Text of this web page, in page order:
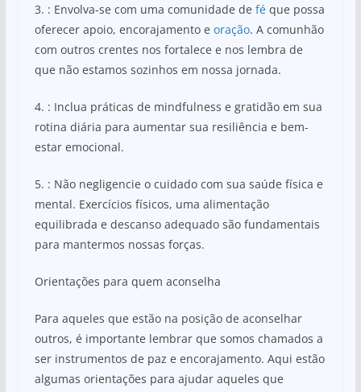
3. : Envolva-se com uma comunidade de féque possa
oferecer apoio, encorajamento e oração. A comunhão
com outros crentes nos fortalece e nos lembra de
que não estamos sozinhos em nossa jornada.
4. : Inclua práticas de mindfulness e gratidão em sua
rotina diária para aumentar sua resiliência e bem-
estar emocional.
5. : Não negligencie o cuidado com sua saúde física e
mental. Exercícios físicos, uma alimentação
equilibrada e descanso adequado são fundamentais
para mantermos nossas forças.
Orientações para quem aconselha
Para aqueles que estão na posição de aconselhar
outros, é importante lembrar que somos chamados a
ser instrumentos de paz e encorajamento. Aqui estão
algumas orientações para ajudar aqueles que